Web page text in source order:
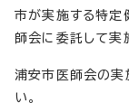
市が実施する特定
師会に委託して実
浦安市医師会の実
い。